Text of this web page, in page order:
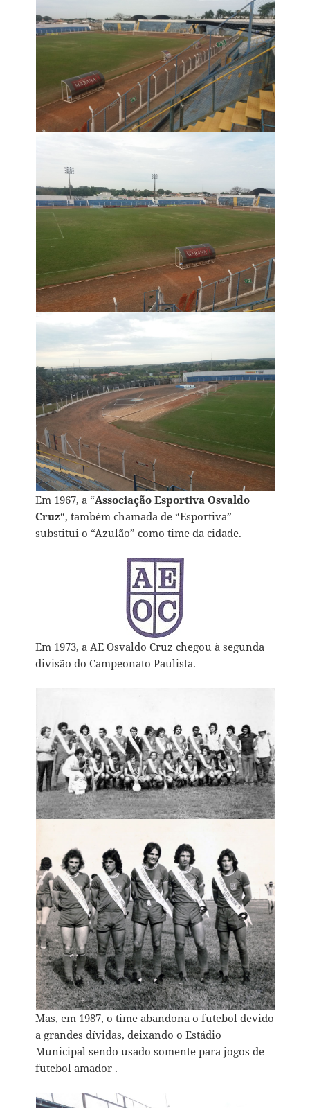
Em 1967, a “Associação Esportiva Osvaldo
Cruz“, também chamada de “Esportiva”
substitui o “Azulão” como time da cidade.
Em 1973, a AE Osvaldo Cruz chegou à segunda
divisão do Campeonato Paulista.
Mas, em 1987, o time abandona o futebol devido
a grandes dívidas, deixando o Estádio
Municipal sendo usado somente para jogos de
futebol amador .